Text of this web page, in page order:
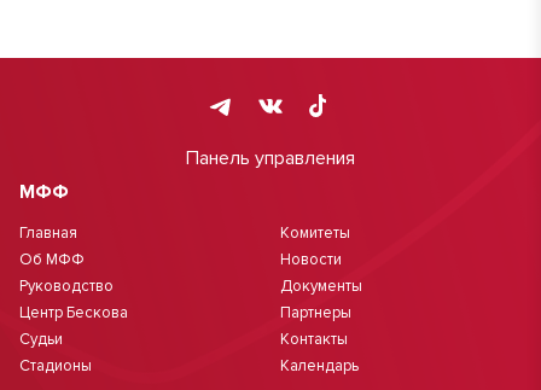
Панель управления
МФФ
Главная
Об МФФ
Руководство
Центр Бескова
Судьи
Стадионы
Комитеты
Новости
Документы
Партнеры
Контакты
Календарь